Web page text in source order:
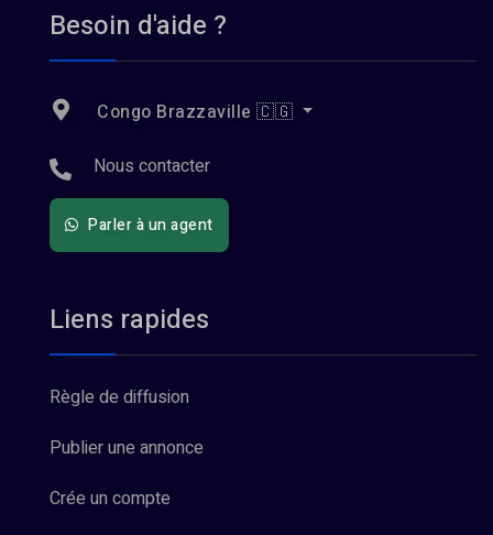
Besoin d'aide ?
Congo Brazzaville 🇨🇬
Nous contacter
Parler à un agent
Liens rapides
Règle de diffusion
Publier une annonce
Crée un compte